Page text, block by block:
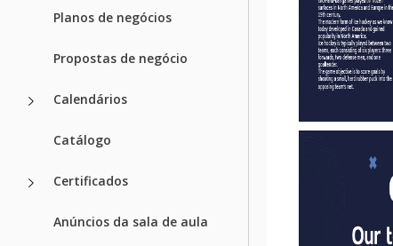
Planos de negócios
Propostas de negócio
Calendários
Catálogo
Certificados
Anúncios da sala de aula